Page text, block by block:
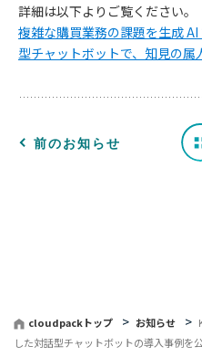
詳細は以下よりご覧ください。
複雑な購買業務の課題を生成
型チャットボットで、知見の属
前のお知らせ
cloudpackトップ お知らせ
した対話型チャットボットの導入事例を